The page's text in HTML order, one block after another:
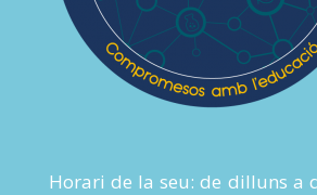
Horari de la seu: de dilluns a